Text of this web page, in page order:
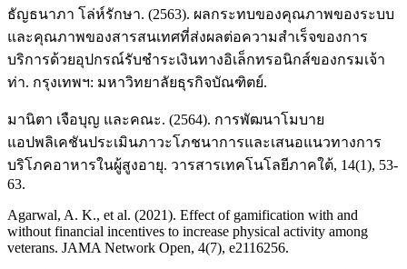
ธัญธนาภา โล่ห์รักษา. (2563). ผลกระทบของคุณภาพของระบบ
และคุณภาพของสารสนเทศที่ส่งผลต่อความสำเร็จของการ
บริการด้วยอุปกรณ์รับชำระเงินทางอิเล็กทรอนิกส์ของกรมเจ้า
ท่า. กรุงเทพฯ: มหาวิทยาลัยธุรกิจบัณฑิตย์.
มานิตา เจือบุญ และคณะ. (2564). การพัฒนาโมบาย
แอปพลิเคชันประเมินภาวะโภชนาการและเสนอแนวทางการ
บริโภคอาหารในผู้สูงอายุ. วารสารเทคโนโลยีภาคใต้, 14(1), 53-
63.
Agarwal, A. K., et al. (2021). Effect of gamification with and
without financial incentives to increase physical activity among
veterans. JAMA Network Open, 4(7), e2116256.